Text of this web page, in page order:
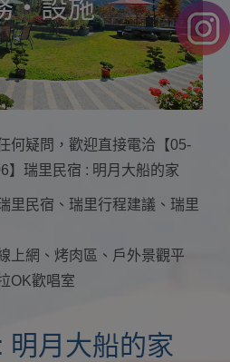
・設施
何疑問，歡迎直接電洽【05-
】瑞里民宿 : 明月大船的家
里民宿、瑞里行程建議、瑞里
上網、烤肉區、戶外景觀平
OK歡唱室
明月大船的家